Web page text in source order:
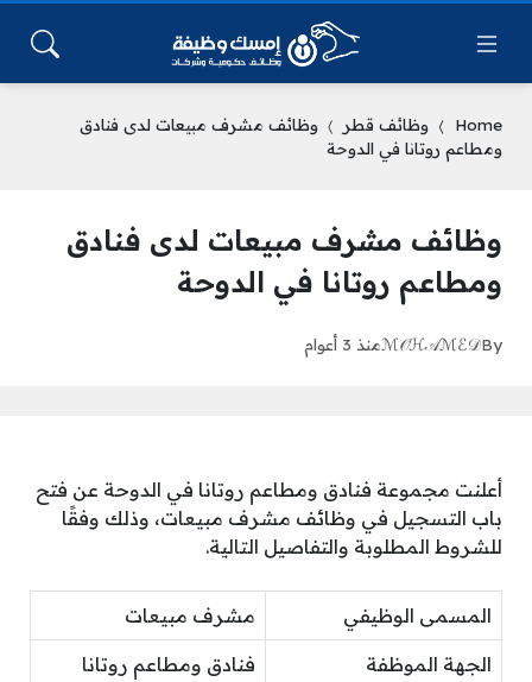
Home وظائف قطر
وظائف مشرف مبيعات لدى فنادق
ومطاعم روتانا في الدوحة
وظائف مشرف مبيعات لدى فنادق
ومطاعم روتانا في الدوحة
By
ℳ𝒪ℋ𝒜ℳℰ𝒟منذ 3 أعوام
أعلنت مجموعة فنادق ومطاعم روتانا في الدوحة عن فتح
باب التسجيل في وظائف مشرف مبيعات، وذلك وفقًا
للشروط المطلوبة والتفاصيل التالية.
المسمى الوظيفي مشرف مبيعات
الجهة الموظفة فنادق ومطاعم روتانا